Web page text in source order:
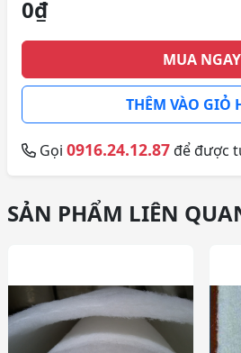
0₫
MUA NGAY
THÊM VÀO GIỎ
Gọi 0916.24.12.87để được
SẢN PHẨM LIÊN